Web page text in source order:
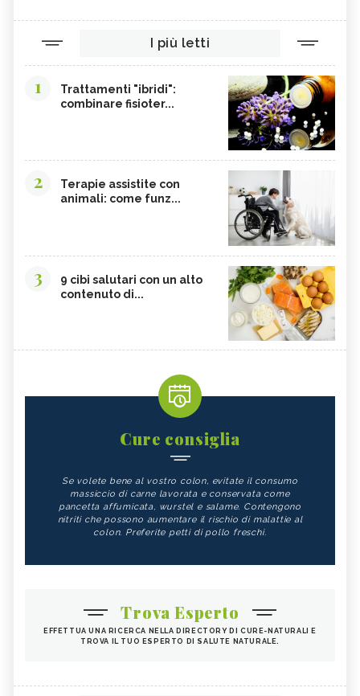
I più letti
1
Trattamenti "ibridi":
combinare fisioter...
2
Terapie assistite con
animali: come funz...
3
9 cibi salutari con un alto
contenuto di...
Cure consiglia
Se volete bene al vostro colon, evitate il consumo
massiccio di carne lavorata e conservata come
pancetta affumicata, wurstel e salame. Contengono
nitriti che possono aumentare il rischio di malattie al
colon. Preferite petti di pollo freschi.
Trova Esperto
EFFETTUA UNA RICERCA NELLA DIRECTORY DI CURE-NATURALI E
TROVA IL TUO ESPERTO DI SALUTE NATURALE.